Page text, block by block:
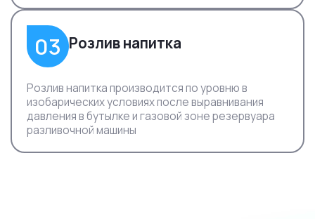
03 Розлив напитка
Розлив напитка производится по уровню в
изобарических условиях после выравнивания
давления в бутылке и газовой зоне резервуара
разливочной машины